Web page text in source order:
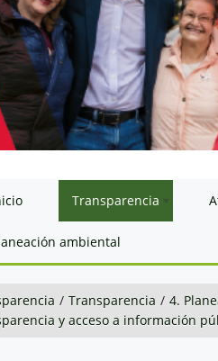
Transparencia
ambiental
/ Transparencia / 4.
y acceso a información